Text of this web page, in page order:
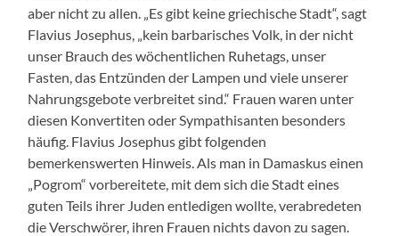
aber nicht zu allen. „Es gibt keine griechische Stadt“, sagt
Flavius Josephus, „kein barbarisches Volk, in der nicht
unser Brauch des wöchentlichen Ruhetags, unser
Fasten, das Entzünden der Lampen und viele unserer
Nahrungsgebote verbreitet sind.“ Frauen waren unter
diesen Konvertiten oder Sympathisanten besonders
häufig. Flavius Josephus gibt folgenden
bemerkenswerten Hinweis. Als man in Damaskus einen
„Pogrom“ vorbereitete, mit dem sich die Stadt eines
guten Teils ihrer Juden entledigen wollte, verabredeten
die Verschwörer, ihren Frauen nichts davon zu sagen.